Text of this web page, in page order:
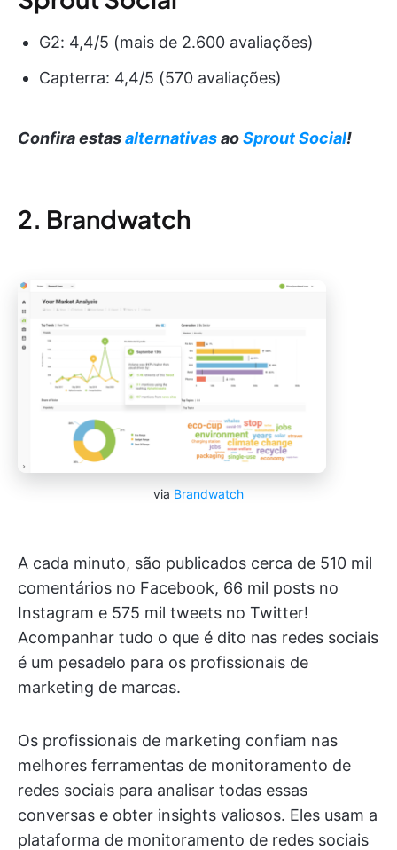
G2: 4,4/5 (mais de 2.600 avaliações)
Capterra: 4,4/5 (570 avaliações)
Confira estasalternativasaoSprout Social!
2. Brandwatch
via Brandwatch
A cada minuto, são publicados cerca de 510 mil
comentários no Facebook, 66 mil posts no
Instagram e 575 mil tweets no Twitter!
Acompanhar tudo o que é dito nas redes sociais
é um pesadelo para os profissionais de
marketing de marcas.
Os profissionais de marketing confiam nas
melhores ferramentas de monitoramento de
redes sociais para analisar todas essas
conversas e obter insights valiosos. Eles usam a
plataforma de monitoramento de redes sociais